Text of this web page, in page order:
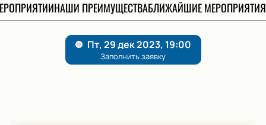
НАШИ ПРЕИМУЩЕСТВАБЛИЖАЙШИЕ МЕРОПРИЯТИЯ